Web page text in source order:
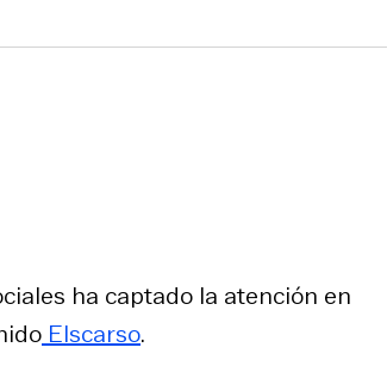
ha captado la atención en
Elscarso.